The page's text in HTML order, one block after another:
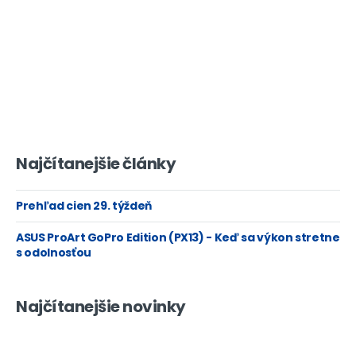
Najčítanejšie články
Prehľad cien 29. týždeň
ASUS ProArt GoPro Edition (PX13) - Keď sa výkon stretne
s odolnosťou
Najčítanejšie novinky